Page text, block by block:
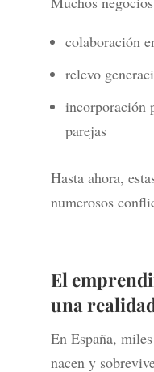
colaboración
relevo
incorporación
parejas
Hasta ahora,
numerosos
El
una
En España,
nacen y